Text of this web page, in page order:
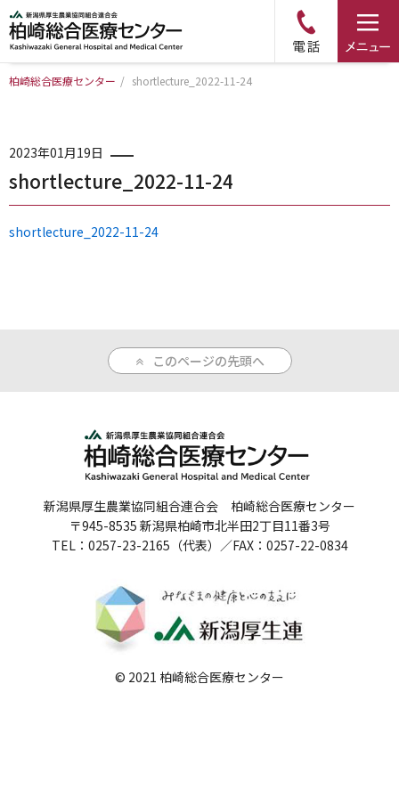
病院について
診療科・部門のご案内
入院のご案内
医療関係者の方へ
病院誌
個人情報保護方針
反社会的勢力に対する基本方針
院内感染対策指針
柏崎総合医療センター / shortlecture_2022-11-24
2023年01月19日
shortlecture_2022-11-24
shortlecture_2022-11-24
このページの先頭へ
新潟県厚生農業協同組合連合会 柏崎総合医療センター
〒945-8535 新潟県柏崎市北半田2丁目11番3号
TEL：0257-23-2165（代表）／FAX：0257-22-0834
© 2021 柏崎総合医療センター